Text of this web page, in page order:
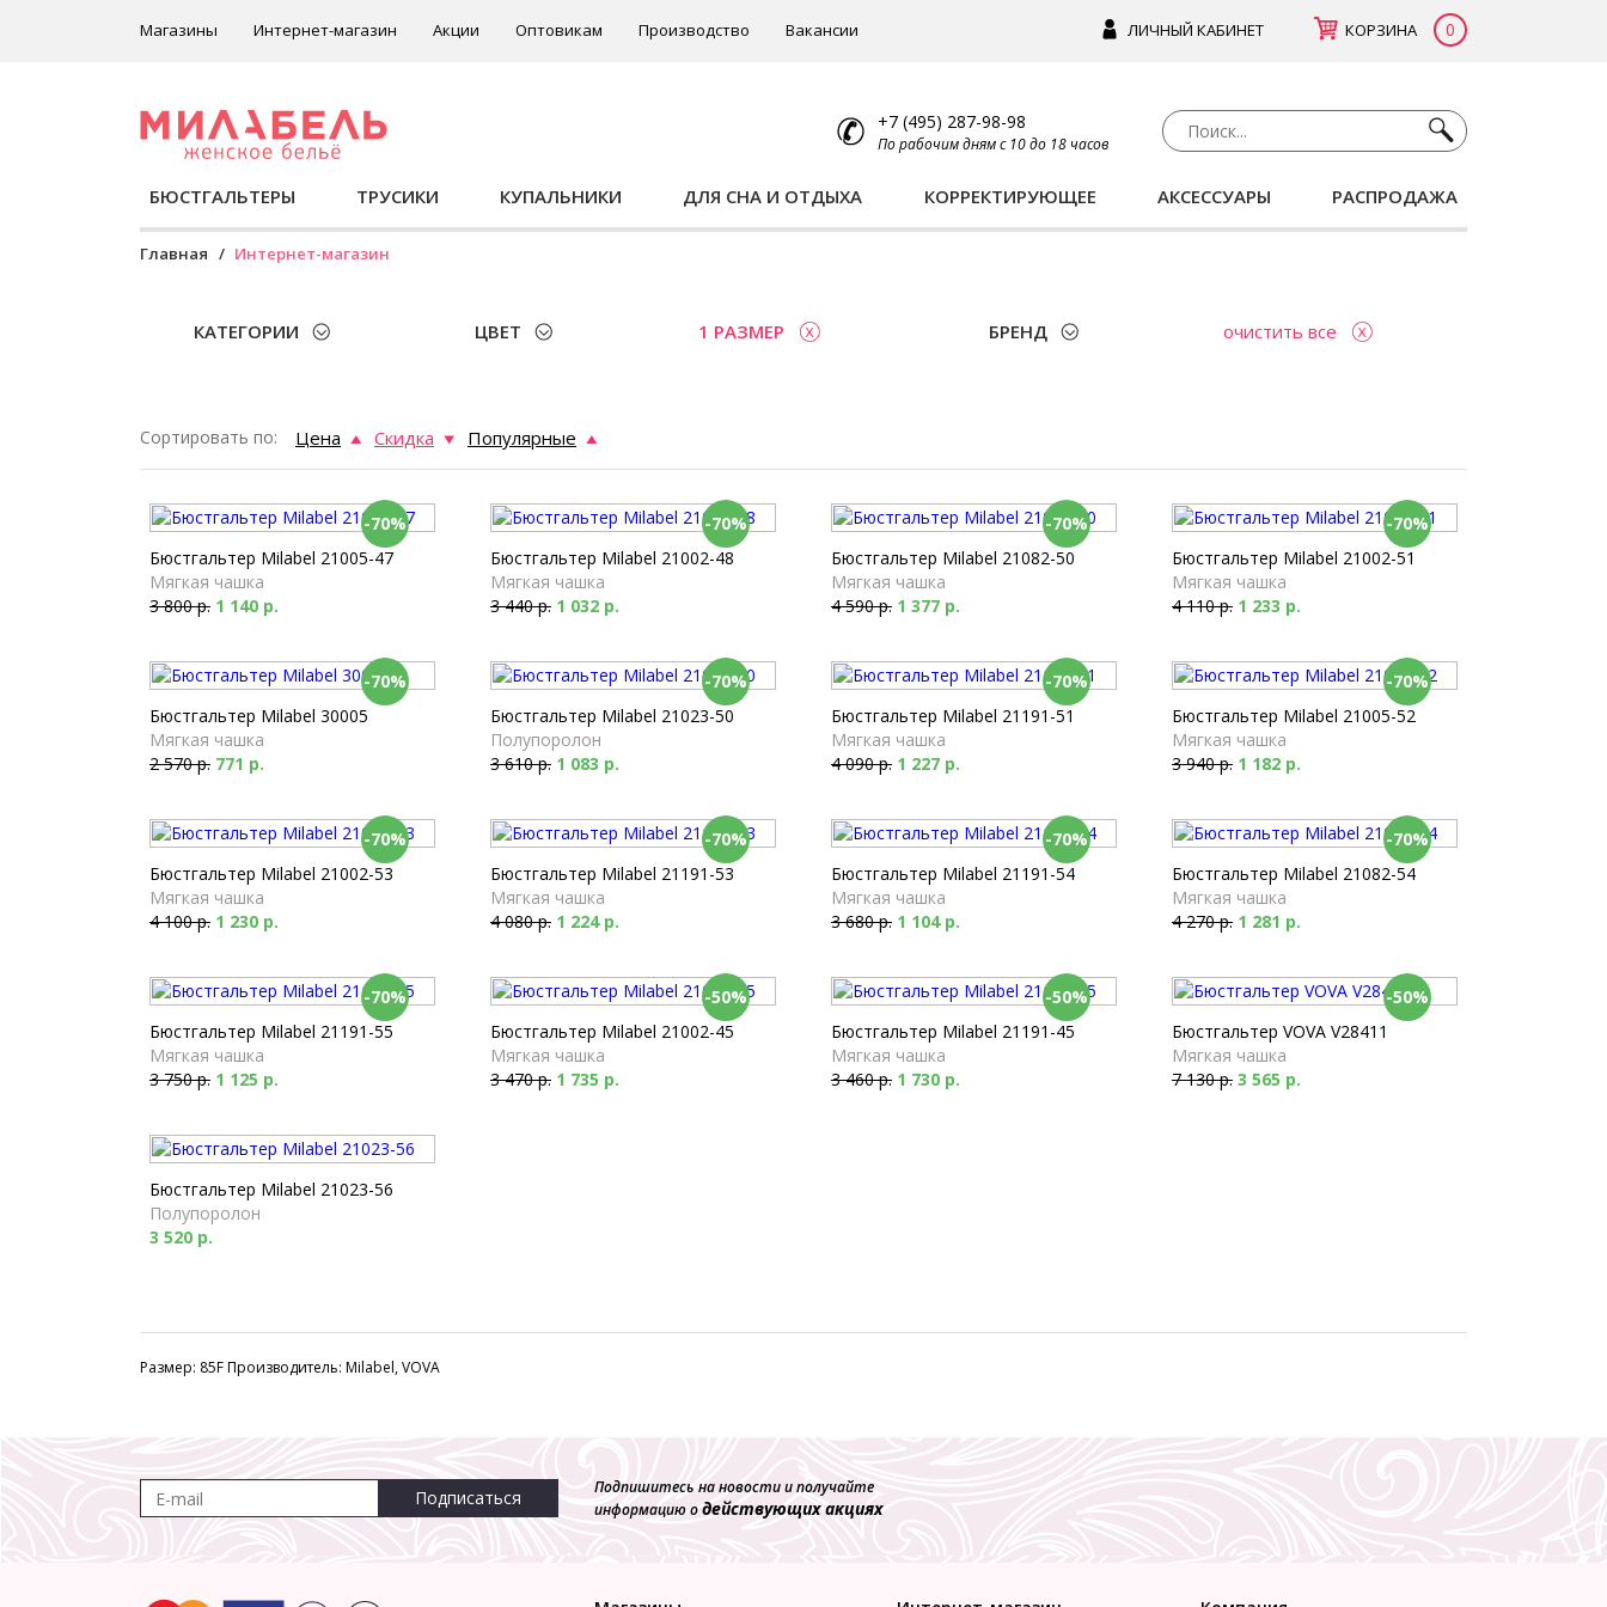
ЛИЧНЫЙ КАБИНЕТ КОРЗИНА 0
Магазины Интернет-магазин Акции Оптовикам Производство Вакансии
+7 (495) 287-98-98
По рабочим дням с 10 до 18 часов
БЮСТГАЛЬТЕРЫ ТРУСИКИ КУПАЛЬНИКИ ДЛЯ СНА И ОТДЫХА КОРРЕКТИРУЮЩЕЕ АКСЕССУАРЫ РАСПРОДАЖА
Главная Интернет-магазин
КАТЕГОРИИ ЦВЕТ 1 РАЗМЕР БРЕНД очистить все
Сортировать по: Цена Скидка Популярные
-70%
Бюстгальтер Milabel 21005-47
Мягкая чашка
3 800 р. 1 140 р.
-70%
Бюстгальтер Milabel 21002-48
Мягкая чашка
3 440 р. 1 032 р.
-70%
Бюстгальтер Milabel 21082-50
Мягкая чашка
4 590 р. 1 377 р.
-70%
Бюстгальтер Milabel 21002-51
Мягкая чашка
4 110 р. 1 233 р.
-70%
Бюстгальтер Milabel 30005
Мягкая чашка
2 570 р. 771 р.
-70%
Бюстгальтер Milabel 21023-50
Полупоролон
3 610 р. 1 083 р.
-70%
Бюстгальтер Milabel 21191-51
Мягкая чашка
4 090 р. 1 227 р.
-70%
Бюстгальтер Milabel 21005-52
Мягкая чашка
3 940 р. 1 182 р.
-70%
Бюстгальтер Milabel 21002-53
Мягкая чашка
4 100 р. 1 230 р.
-70%
Бюстгальтер Milabel 21191-53
Мягкая чашка
4 080 р. 1 224 р.
-70%
Бюстгальтер Milabel 21191-54
Мягкая чашка
3 680 р. 1 104 р.
-70%
Бюстгальтер Milabel 21082-54
Мягкая чашка
4 270 р. 1 281 р.
-70%
Бюстгальтер Milabel 21191-55
Мягкая чашка
3 750 р. 1 125 р.
-50%
Бюстгальтер Milabel 21002-45
Мягкая чашка
3 470 р. 1 735 р.
-50%
Бюстгальтер Milabel 21191-45
Мягкая чашка
3 460 р. 1 730 р.
-50%
Бюстгальтер VOVA V28411
Мягкая чашка
7 130 р. 3 565 р.
Бюстгальтер Milabel 21023-56
Полупоролон
3 520 р.
Размер: 85F Производитель: Milabel, VOVA
Подписаться
Подпишитесь на новости и получайте
информацию одействующих акциях